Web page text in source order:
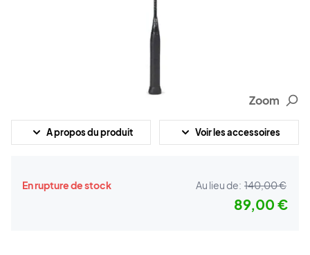
Zoom
A propos du produit Voir les accessoires
En rupture de stock Au lieu de: 140,00 €
89,00 €